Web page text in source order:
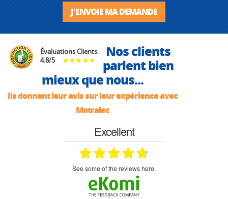
J'ENVOIE MA DEMANDE
Évaluations Clients
4.8/5
Nos clients
parlent bien
mieux que nous...
Ils donnent leur avis sur leur expérience avec
Motralec
Excellent
see some of the reviews here.